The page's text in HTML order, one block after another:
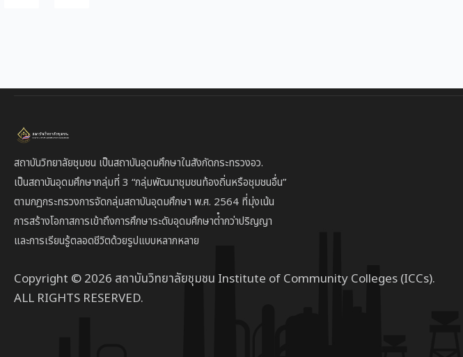
สถาบันวิทยาลัยชุมชน เป็นสถาบันอุดมศึกษาในสังกัดกระทรวงอว.
เป็นสถาบันอุดมศึกษากลุ่มที่ 3 “กลุ่มพัฒนาชุมชนท้องถิ่นหรือชุมชนอื่น”
ตามกฎกระทรวงการจัดกลุ่มสถาบันอุดมศึกษา พ.ศ. 2564 ที่มุ่งเน้น
การสร้างโอกาสการเข้าถึงการศึกษาระดับอุดมศึกษาต่ํากว่าปริญญา
และการเรียนรู้ตลอดชีวิตด้วยรูปแบบหลากหลาย
Copyright © 2026 สถาบันวิทยาลัยชุมชน Institute of Community Colleges (ICCs).
ALL RIGHTS RESERVED.